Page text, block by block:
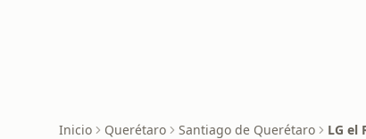
Inicio Querétaro Santiago de Querétaro LG el